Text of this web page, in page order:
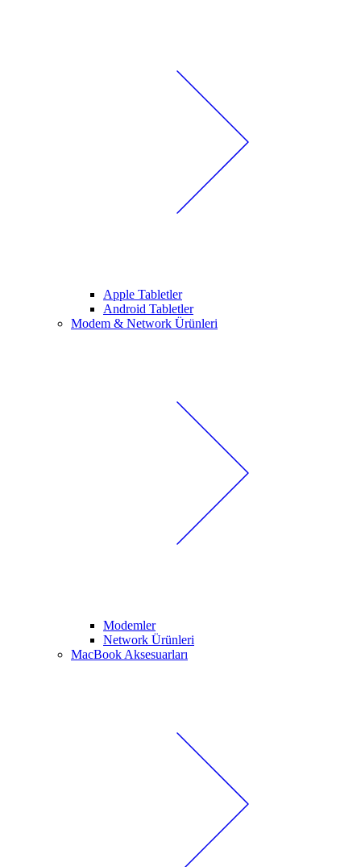
Apple Tabletler
Android Tabletler
Modem & Network Ürünleri
Modemler
Network Ürünleri
MacBook Aksesuarları